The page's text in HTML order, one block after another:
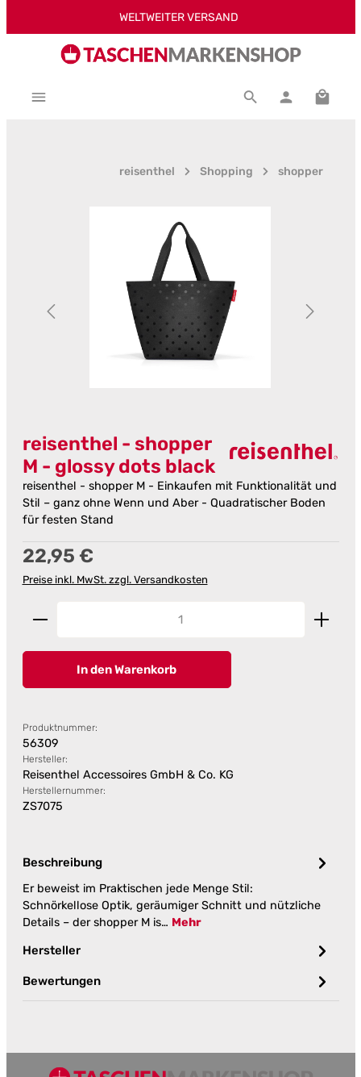
Zum Hauptinhalt springenWELTWEITER VERSAND
reisenthel Shopping shopper
reisenthel - shopper
M - glossy dots black
reisenthel - shopper M - Einkaufen mit Funktionalität und
Stil – ganz ohne Wenn und Aber - Quadratischer Boden
für festen Stand
Regulärer Preis:
22,95 €
Preise inkl. MwSt. zzgl. Versandkosten
Produkt Anzahl: Gib den gewünschten Wert ein
In den Warenkorb
Produktnummer:
56309
Hersteller:
Reisenthel Accessoires GmbH & Co. KG
Herstellernummer:
ZS7075
Beschreibung
Er beweist im Praktischen jede Menge Stil:
Schnörkellose Optik, geräumiger Schnitt und nützliche
Details – der shopper M is… Mehr
Hersteller
Bewertungen